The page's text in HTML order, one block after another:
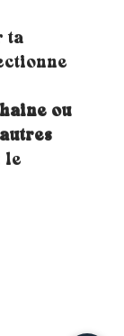
ta
ou
autres
le